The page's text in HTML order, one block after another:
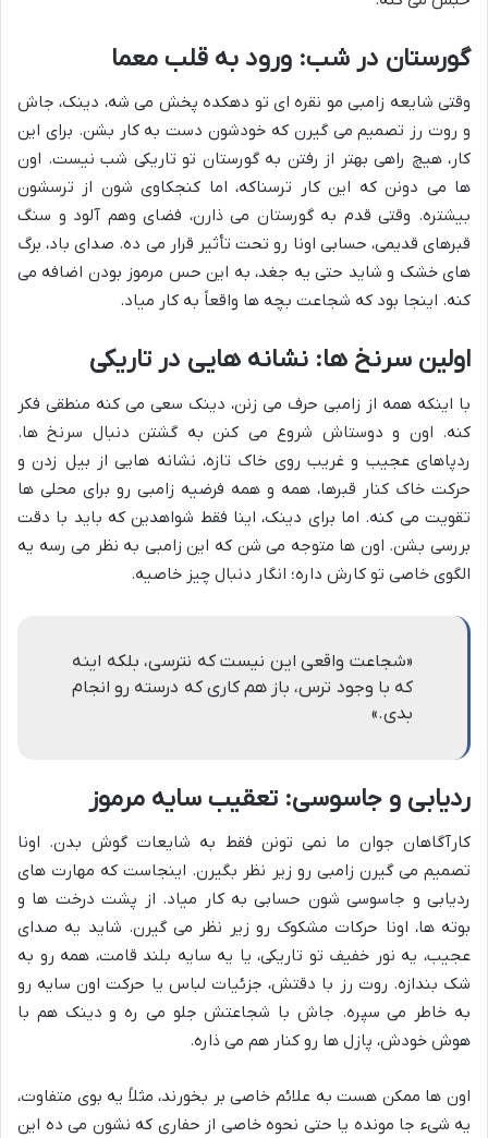
گورستان در شب: ورود به قلب معما
وقتی شایعه زامبی مو نقره ای تو دهکده پخش می شه، دینک، جاش
و روت رز تصمیم می گیرن که خودشون دست به کار بشن. برای این
کار، هیچ راهی بهتر از رفتن به گورستان تو تاریکی شب نیست. اون
ها می دونن که این کار ترسناکه، اما کنجکاوی شون از ترسشون
بیشتره. وقتی قدم به گورستان می ذارن، فضای وهم آلود و سنگ
قبرهای قدیمی، حسابی اونا رو تحت تأثیر قرار می ده. صدای باد، برگ
های خشک و شاید حتی یه جغد، به این حس مرموز بودن اضافه می
کنه. اینجا بود که شجاعت بچه ها واقعاً به کار میاد.
اولین سرنخ ها: نشانه هایی در تاریکی
با اینکه همه از زامبی حرف می زنن، دینک سعی می کنه منطقی فکر
کنه. اون و دوستاش شروع می کنن به گشتن دنبال سرنخ ها.
ردپاهای عجیب و غریب روی خاک تازه، نشانه هایی از بیل زدن و
حرکت خاک کنار قبرها، همه و همه فرضیه زامبی رو برای محلی ها
تقویت می کنه. اما برای دینک، اینا فقط شواهدین که باید با دقت
بررسی بشن. اون ها متوجه می شن که این زامبی به نظر می رسه یه
الگوی خاصی تو کارش داره؛ انگار دنبال چیز خاصیه.
«شجاعت واقعی این نیست که نترسی، بلکه اینه
که با وجود ترس، باز هم کاری که درسته رو انجام
بدی.»
ردیابی و جاسوسی: تعقیب سایه مرموز
کارآگاهان جوان ما نمی تونن فقط به شایعات گوش بدن. اونا
تصمیم می گیرن زامبی رو زیر نظر بگیرن. اینجاست که مهارت های
ردیابی و جاسوسی شون حسابی به کار میاد. از پشت درخت ها و
بوته ها، اونا حرکات مشکوک رو زیر نظر می گیرن. شاید یه صدای
عجیب، یه نور خفیف تو تاریکی، یا یه سایه بلند قامت، همه رو به
شک بندازه. روت رز با دقتش، جزئیات لباس یا حرکت اون سایه رو
به خاطر می سپره. جاش با شجاعتش جلو می ره و دینک هم با
هوش خودش، پازل ها رو کنار هم می ذاره.
اون ها ممکن هست به علائم خاصی بر بخورند، مثلاً یه بوی متفاوت،
یه شیء جا مونده یا حتی نحوه خاصی از حفاری که نشون می ده این